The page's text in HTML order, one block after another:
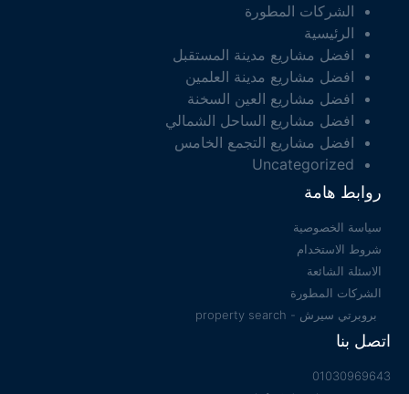
الشركات المطورة
الرئيسية
افضل مشاريع مدينة المستقبل
افضل مشاريع مدينة العلمين
افضل مشاريع العين السخنة
افضل مشاريع الساحل الشمالي
افضل مشاريع التجمع الخامس
Uncategorized
روابط هامة
سياسة الخصوصية
شروط الاستخدام
الاسئلة الشائعة
الشركات المطورة
بروبرتي سيرش - property search
اتصل بنا
01030969643